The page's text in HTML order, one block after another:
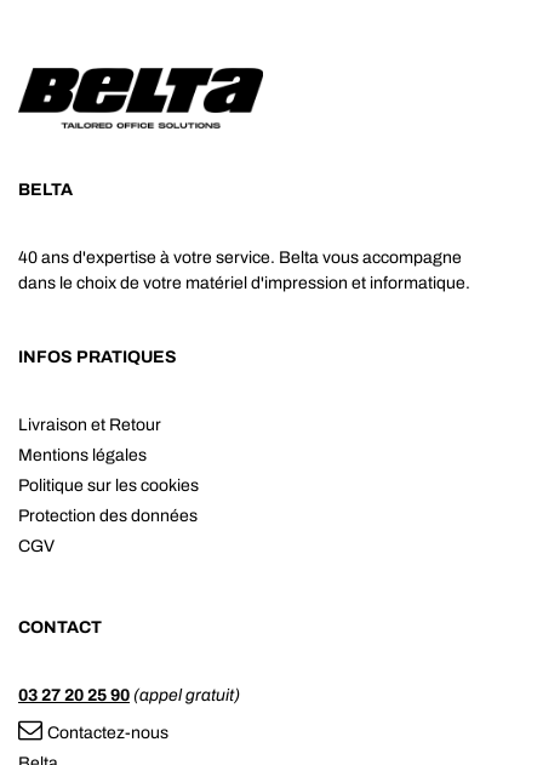
BELTA
40 ans d'expertise à votre service. Belta vous accompagne
dans le choix de votre matériel d'impression et informatique.
INFOS PRATIQUES
Livraison et Retour
Mentions légales
Politique sur les cookies
Protection des données
CGV
CONTACT
03 27 20 25 90 (appel gratuit)
Contactez-nous